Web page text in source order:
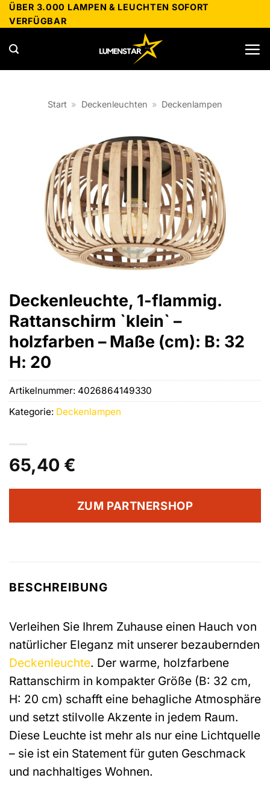
Zum
Inhalt
springen
ÜBER 3.000 LAMPEN & LEUCHTEN SOFORT
VERFÜGBAR
Start » Deckenleuchten » Deckenlampen
Deckenleuchte, 1-flammig.
Rattanschirm `klein` –
holzfarben – Maße (cm): B: 32
H: 20
65,40 €
ZUM PARTNERSHOP
Artikelnummer: 4026864149330
Kategorie: Deckenlampen
BESCHREIBUNG
Verleihen Sie Ihrem Zuhause einen Hauch von
natürlicher Eleganz mit unserer bezaubernden
Deckenleuchte. Der warme, holzfarbene
Rattanschirm in kompakter Größe (B: 32 cm,
H: 20 cm) schafft eine behagliche Atmosphäre
und setzt stilvolle Akzente in jedem Raum.
Diese Leuchte ist mehr als nur eine Lichtquelle
– sie ist ein Statement für guten Geschmack
und nachhaltiges Wohnen.